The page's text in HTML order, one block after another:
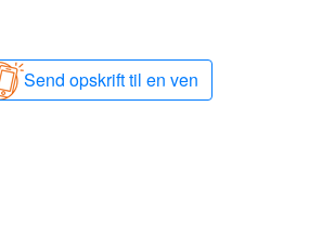
Send opskrift til en ven